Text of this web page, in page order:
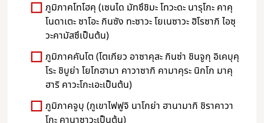
ภูมิภาคโทโฮคุ (เซนได มัทซึชิมะ โทวะดะ นารุโกะ คาคุ
โนดาเตะ ซาโอะ กินซัง ทะซาวะ โยเนซาวะ ฮิโรซากิ ไอซุ
วะคามัสซึเป็นต้น)
ภูมิภาคคันโต (โตเกียว อาซาคุสะ กินซ่า ชินจูกุ อิเคบุคุ
โระ ชิบูย่า โยโกฮามา คาวาซากิ คามาคุระ นิกโก มาคุ
ฮาริ คาวะโกะเอะเป็นต้น)
ภูมิภาคจูบุ (ภูเขาไฟฟูจิ นาโกย่า ฮานามากิ ชิราคาวา